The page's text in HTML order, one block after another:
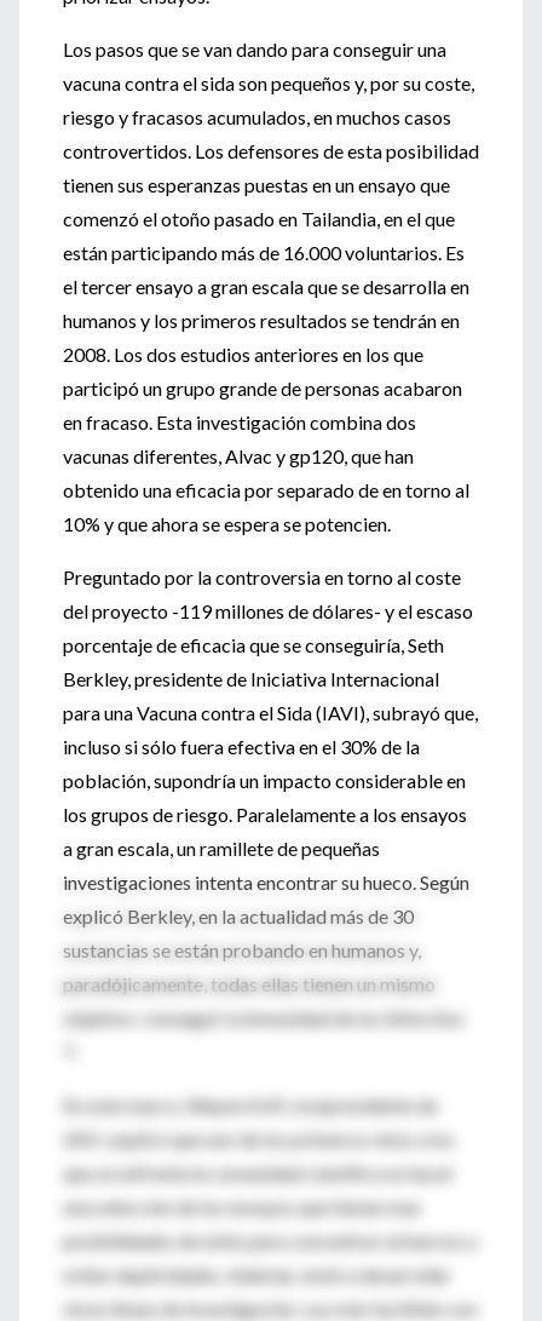
Los pasos que se van dando para conseguir una
vacuna contra el sida son pequeños y, por su coste,
riesgo y fracasos acumulados, en muchos casos
controvertidos. Los defensores de esta posibilidad
tienen sus esperanzas puestas en un ensayo que
comenzó el otoño pasado en Tailandia, en el que
están participando más de 16.000 voluntarios. Es
el tercer ensayo a gran escala que se desarrolla en
humanos y los primeros resultados se tendrán en
2008. Los dos estudios anteriores en los que
participó un grupo grande de personas acabaron
en fracaso. Esta investigación combina dos
vacunas diferentes, Alvac y gp120, que han
obtenido una eficacia por separado de en torno al
10% y que ahora se espera se potencien.
Preguntado por la controversia en torno al coste
del proyecto -119 millones de dólares- y el escaso
porcentaje de eficacia que se conseguiría, Seth
Berkley, presidente de Iniciativa Internacional
para una Vacuna contra el Sida (IAVI), subrayó que,
incluso si sólo fuera efectiva en el 30% de la
población, supondría un impacto considerable en
los grupos de riesgo. Paralelamente a los ensayos
a gran escala, un ramillete de pequeñas
investigaciones intenta encontrar su hueco. Según
explicó Berkley, en la actualidad más de 30
sustancias se están probando en humanos y,
paradójicamente, todas ellas tienen un mismo
objetivo: conseguir la inmunidad de los linfocitos
En este marco, Wayne Koff, vicepresidente de
IAVI, explicó que uno de los primeros retos a los
que se enfrenta la comunidad científica es hacer
una selección de los ensayos que tienen mas
posibilidades de éxito para concentrar esfuerzos y
evitar duplicidades. Además, instó a desarrollar
otras líneas de investigación. Las más factibles son